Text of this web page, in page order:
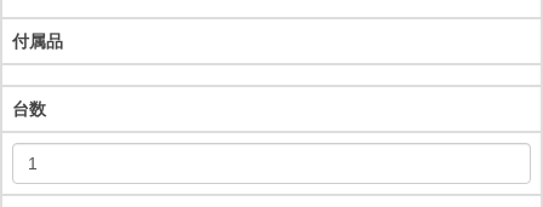
付属品
台数